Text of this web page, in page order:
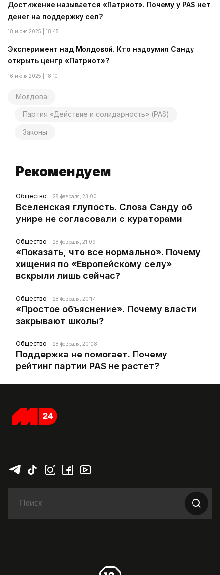
Достижение называется «Патриот». Почему у PAS нет
денег на поддержку сел?
18 июня 2025 | 18:45
Эксперимент над Молдовой. Кто надоумил Санду
открыть центр «Патриот»?
16 июня 2025 | 18:10
Молдова
Партия «Действие и солидарность» (PAS)
Законы
Рекомендуем
Общество 28 февраля, 23:00
Вселенская глупость. Слова Санду об
унире не согласовали с кураторами
Общество 28 февраля, 21:09
«Показать, что все нормально». Почему
хищения по «Европейскому селу»
вскрыли лишь сейчас?
Общество 28 февраля, 20:17
«Простое объяснение». Почему власти
закрывают школы?
Общество 28 февраля, 20:08
Поддержка не помогает. Почему
рейтинг партии PAS не растет?